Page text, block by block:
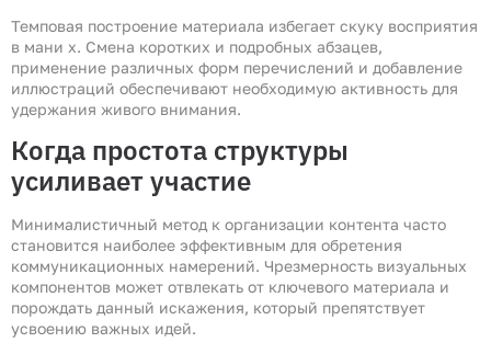
Темповая построение материала избегает скуку восприятия
в мани х. Смена коротких и подробных абзацев,
применение различных форм перечислений и добавление
иллюстраций обеспечивают необходимую активность для
удержания живого внимания.
Когда простота структуры
усиливает участие
Минималистичный метод к организации контента часто
становится наиболее эффективным для обретения
коммуникационных намерений. Чрезмерность визуальных
компонентов может отвлекать от ключевого материала и
порождать данный искажения, который препятствует
усвоению важных идей.